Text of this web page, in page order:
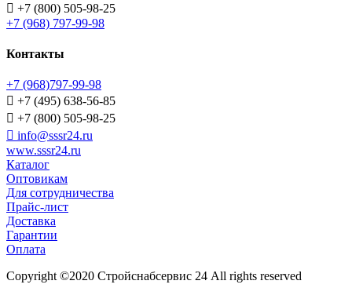
 +7 (800) 505-98-25
+7 (968) 797-99-98
Контакты
+7 (968)797-99-98
 +7 (495) 638-56-85
 +7 (800) 505-98-25
 info@sssr24.ru
www.sssr24.ru
Каталог
Оптовикам
Для сотрудничества
Прайс-лист
Доставка
Гарантии
Оплата
Copyright ©2020 Стройснабсервис 24 All rights reserved